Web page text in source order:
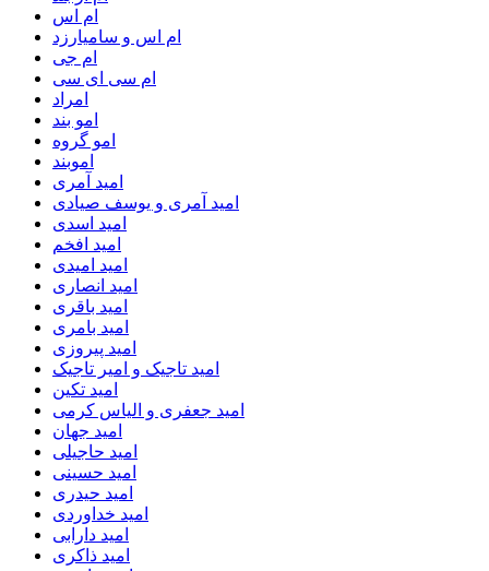
ام اس
ام اس و سامیارزد
ام جی
ام سی ای سی
امراد
امو بند
امو گروه
اموبند
امید آمری
امید آمری و یوسف صیادی
امید اسدی
امید افخم
امید امیدی
امید انصاری
امید باقری
امید بامری
امید پیروزی
امید تاجیک و امیر تاجیک
امید تکین
امید جعفری و الیاس کرمی
امید جهان
امید حاجیلی
امید حسینی
امید حیدری
امید خداوردی
امید دارابی
امید ذاکری